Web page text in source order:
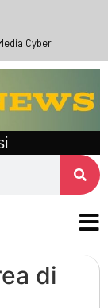
Cyber
di